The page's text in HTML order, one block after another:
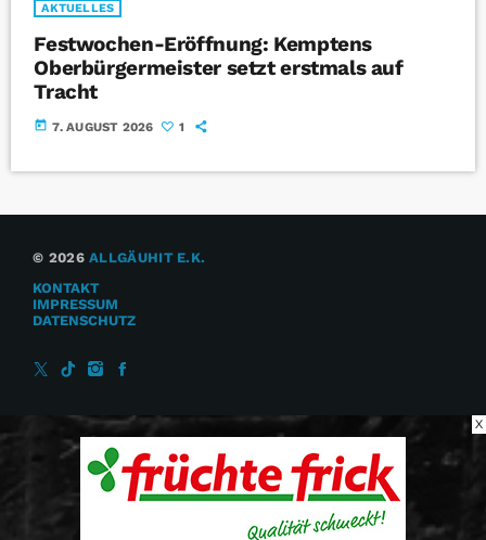
AKTUELLES
Festwochen-Eröffnung: Kemptens
Oberbürgermeister setzt erstmals auf
Tracht
today 7. AUGUST 2026 1
© 2026ALLGÄUHIT E.K.
KONTAKT
IMPRESSUM
DATENSCHUTZ
X